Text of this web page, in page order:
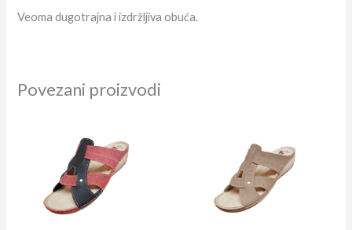
Veoma dugotrajna i izdržljiva obuća.
Povezani proizvodi